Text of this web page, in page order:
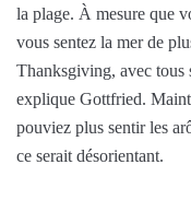
la plage. À mesure que
vous sentez la mer de
Thanksgiving, avec tous
explique Gottfried.
pouviez plus sentir les
ce serait désorientant.